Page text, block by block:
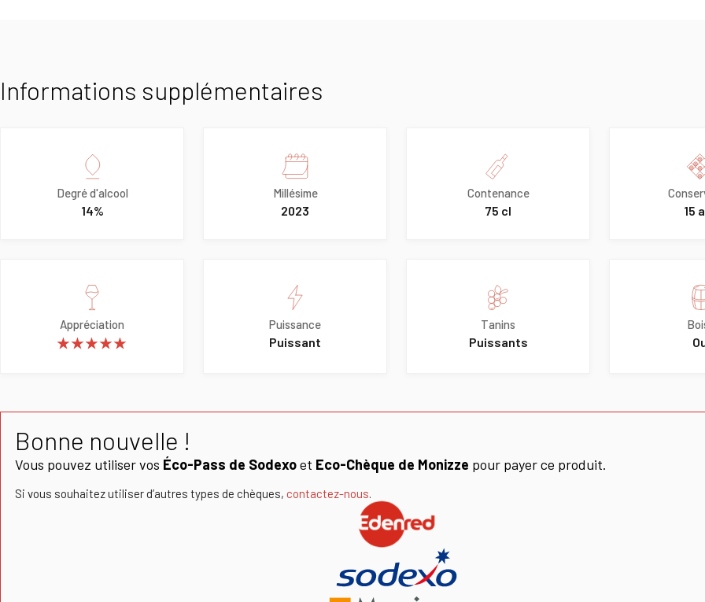
Informations supplémentaires
Degré d'alcool
14%
Millésime
2023
Contenance
75 cl 15
Appréciation
★★★★★
Puissance
Puissant
Tanins
Puissants
Bonne nouvelle !
Vous pouvez utiliser vos Éco-Pass de Sodexoet Eco-Chèque de Monizze pour payer ce produit.
Si vous souhaitez utiliser d’autres types de chèques, contactez-nous.